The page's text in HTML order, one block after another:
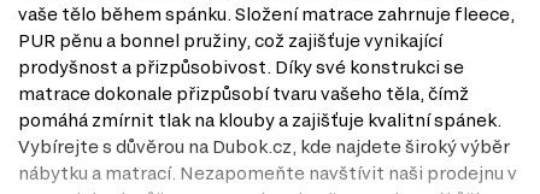
vaše tělo během spánku. Složení matrace zahrnuje fleece,
PUR pěnu a bonnel pružiny, což zajišťuje vynikající
prodyšnost a přizpůsobivost. Díky své konstrukci se
matrace dokonale přizpůsobí tvaru vašeho těla, čímž
pomáhá zmírnit tlak na klouby a zajišťuje kvalitní spánek.
Vybírejte s důvěrou na Dubok.cz, kde najdete široký výběr
nábytku a matrací. Nezapomeňte navštívit naši prodejnu v